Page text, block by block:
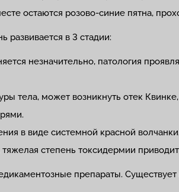
остаются розово-синие пятна,
развивается в 3 стадии:
незначительно, патология
тела, может возникнуть отек
в виде системной красной
степень токсидермии
препараты.